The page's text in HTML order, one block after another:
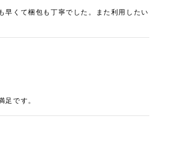
早くて梱包も丁寧でした。また利用したい
足です。